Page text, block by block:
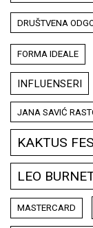
DRUŠTVENA
FORMA IDEALE
INFLUENSERI
JANA SAVIĆ
KAKTUS
LEO
MASTERCARD